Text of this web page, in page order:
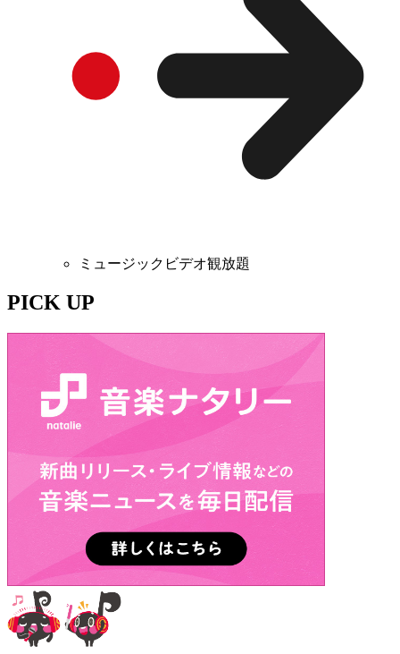
ミュージックビデオ観放題
PICK UP